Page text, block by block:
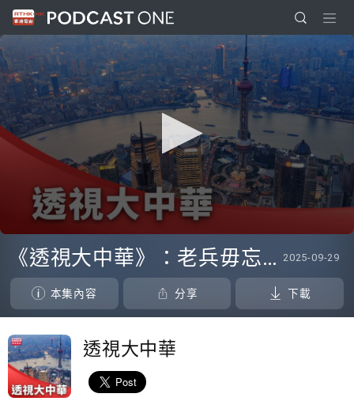
seconds
minutes,
42
seconds
《透視大中華》：老兵毋忘抗日艱苦 冀青年人傳承不屈精神愛國愛港 2025-09-29
本集內容 分享 下載
透視大中華